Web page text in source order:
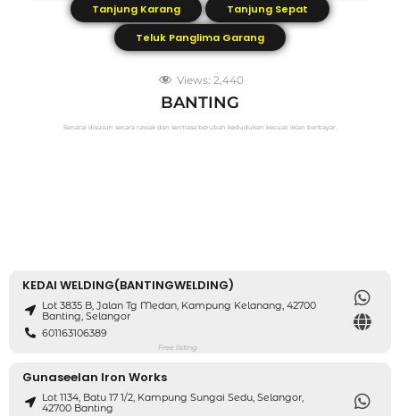
Tanjung Karang
Tanjung Sepat
Teluk Panglima Garang
Views: 2,440
BANTING
Senarai disusun secara rawak dan sentiasa berubah kedudukan kecuali iklan berbayar.
KEDAI WELDING(BANTINGWELDING)
Lot 3835 B, Jalan Tg Medan, Kampung Kelanang, 42700
Banting, Selangor
601163106389
Free listing
Gunaseelan Iron Works
Lot 1134, Batu 17 1/2, Kampung Sungai Sedu, Selangor,
42700 Banting